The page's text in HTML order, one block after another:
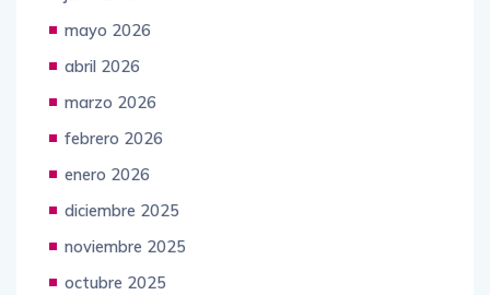
mayo 2026
abril 2026
marzo 2026
febrero 2026
enero 2026
diciembre 2025
noviembre 2025
octubre 2025